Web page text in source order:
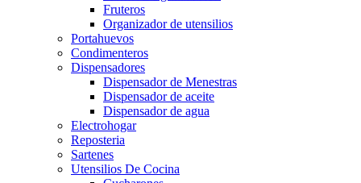
Fruteros
Organizador de utensilios
Portahuevos
Condimenteros
Dispensadores
Dispensador de Menestras
Dispensador de aceite
Dispensador de agua
Electrohogar
Reposteria
Sartenes
Utensilios De Cocina